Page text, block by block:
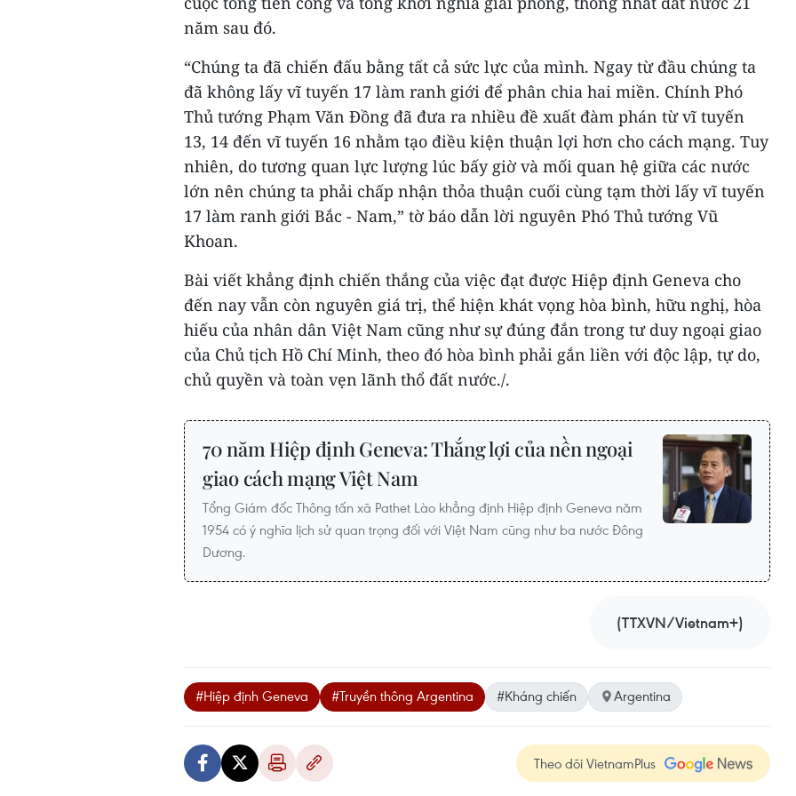
năm sau đó.
“Chúng ta đã chiến đấu bằng tất cả sức lực của mình. Ngay từ đầu chúng ta
đã không lấy vĩ tuyến 17 làm ranh giới để phân chia hai miền. Chính Phó
Thủ tướng Phạm Văn Đồng đã đưa ra nhiều đề xuất đàm phán từ vĩ tuyến
13, 14 đến vĩ tuyến 16 nhằm tạo điều kiện thuận lợi hơn cho cách mạng. Tuy
nhiên, do tương quan lực lượng lúc bấy giờ và mối quan hệ giữa các nước
lớn nên chúng ta phải chấp nhận thỏa thuận cuối cùng tạm thời lấy vĩ tuyến
17 làm ranh giới Bắc - Nam,” tờ báo dẫn lời nguyên Phó Thủ tướng Vũ
Khoan.
Bài viết khẳng định chiến thắng của việc đạt được Hiệp định Geneva cho
đến nay vẫn còn nguyên giá trị, thể hiện khát vọng hòa bình, hữu nghị, hòa
hiếu của nhân dân Việt Nam cũng như sự đúng đắn trong tư duy ngoại giao
của Chủ tịch Hồ Chí Minh, theo đó hòa bình phải gắn liền với độc lập, tự do,
chủ quyền và toàn vẹn lãnh thổ đất nước./.
70 năm Hiệp định Geneva: Thắng lợi của nền ngoại
giao cách mạng Việt Nam
Tổng Giám đốc Thông tấn xã Pathet Lào khẳng định Hiệp định Geneva năm
1954 có ý nghĩa lịch sử quan trọng đối với Việt Nam cũng như ba nước Đông
Dương.
(TTXVN/Vietnam+)
#Hiệp định Geneva #Truyền thông Argentina #Kháng chiến Argentina
Theo dõi VietnamPlus